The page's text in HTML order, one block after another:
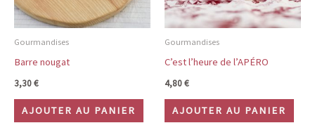
Gourmandises
Barre nougat
3,30€
AJOUTER AU PANIER
Gourmandises
C’est l’heure de l’APÉRO
4,80€
AJOUTER AU PANIER